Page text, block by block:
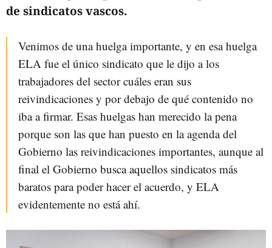
de sindicatos vascos.
Venimos de una huelga importante, y en esa huelga
ELA fue el único sindicato que le dijo a los
trabajadores del sector cuáles eran sus
reivindicaciones y por debajo de qué contenido no
iba a firmar. Esas huelgas han merecido la pena
porque son las que han puesto en la agenda del
Gobierno las reivindicaciones importantes, aunque al
final el Gobierno busca aquellos sindicatos más
baratos para poder hacer el acuerdo, y ELA
evidentemente no está ahí.